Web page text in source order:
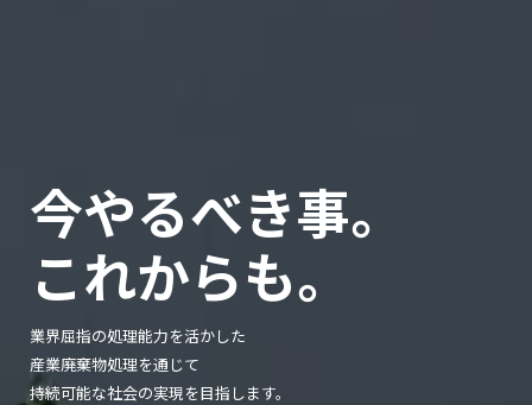
今やるべき事。
これからも。
業界屈指の処理能力を活かした
産業廃棄物処理を通じて
持続可能な社会の実現を目指します。